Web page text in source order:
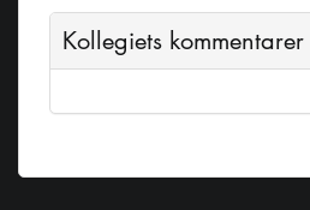
Kollegiets kommentarer